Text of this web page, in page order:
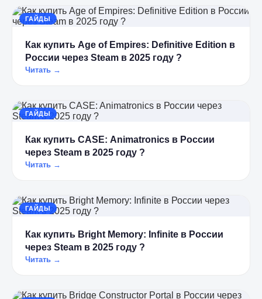
ГАЙДЫ
Как купить Age of Empires: Definitive Edition в
России через Steam в 2025 году ?
Читать →
ГАЙДЫ
Как купить CASE: Animatronics в России
через Steam в 2025 году ?
Читать →
ГАЙДЫ
Как купить Bright Memory: Infinite в России
через Steam в 2025 году ?
Читать →